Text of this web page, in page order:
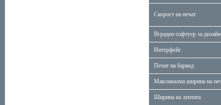
Скорост на печат
Вграден софтуер за
Интерфейс
Печат на баркод
Максимална ширина на
Ширина на лентата